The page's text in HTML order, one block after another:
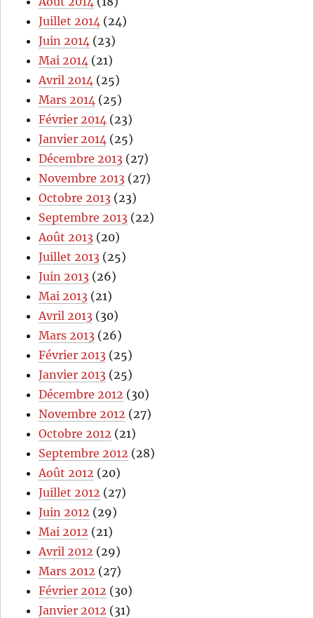
Juillet 2014 (24)
Juin 2014 (23)
Mai 2014 (21)
Avril 2014 (25)
Mars 2014 (25)
Février 2014 (23)
Janvier 2014 (25)
Décembre 2013 (27)
Novembre 2013 (27)
Octobre 2013 (23)
Septembre 2013 (22)
Août 2013 (20)
Juillet 2013 (25)
Juin 2013 (26)
Mai 2013 (21)
Avril 2013 (30)
Mars 2013 (26)
Février 2013 (25)
Janvier 2013 (25)
Décembre 2012 (30)
Novembre 2012 (27)
Octobre 2012 (21)
Septembre 2012 (28)
Août 2012 (20)
Juillet 2012 (27)
Juin 2012 (29)
Mai 2012 (21)
Avril 2012 (29)
Mars 2012 (27)
Février 2012 (30)
Janvier 2012 (31)